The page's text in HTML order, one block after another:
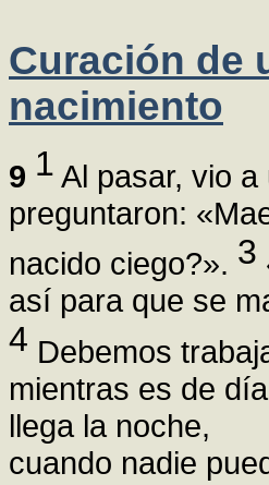
Curación de
nacimiento
9 1 Al pasar, vio
preguntaron:
nacido ciego?». 3
así para que se
4 Debemos
mientras es de
llega la noche,
cuando nadie